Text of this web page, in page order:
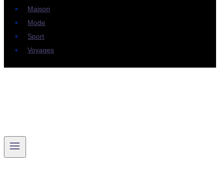
Maison
Mode
Sport
Voyages